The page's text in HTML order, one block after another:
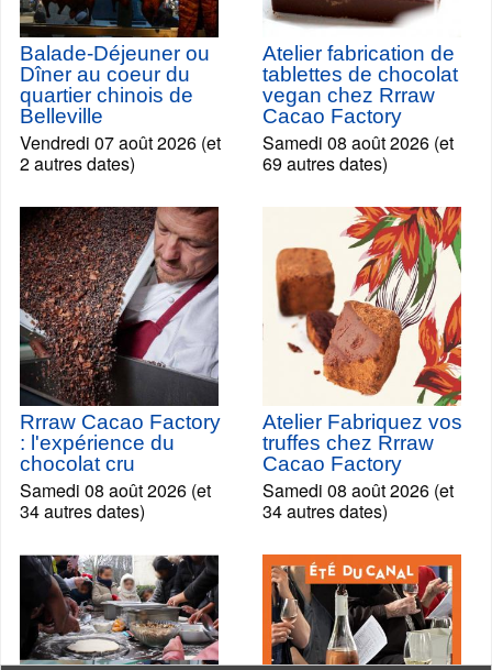
Balade-Déjeuner ou
Dîner au coeur du
quartier chinois de
Belleville
Vendredi 07 août 2026 (et
2 autres dates)
Atelier fabrication de
tablettes de chocolat
vegan chez Rrraw
Cacao Factory
Samedi 08 août 2026 (et
69 autres dates)
Rrraw Cacao Factory
: l'expérience du
chocolat cru
Samedi 08 août 2026 (et
34 autres dates)
Atelier Fabriquez vos
truffes chez Rrraw
Cacao Factory
Samedi 08 août 2026 (et
34 autres dates)